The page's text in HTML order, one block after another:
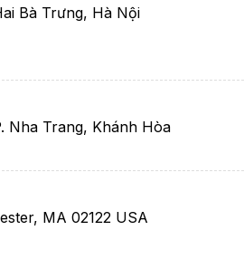
Bà Trưng, Hà Nội
Nha Trang, Khánh Hòa
MA 02122 USA